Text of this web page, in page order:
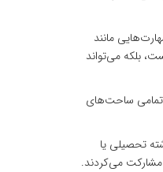
مانند
بلکه می‌تواند
تمامی ساحت‌های
تحصیلی یا
مشارکت می‌کردند.